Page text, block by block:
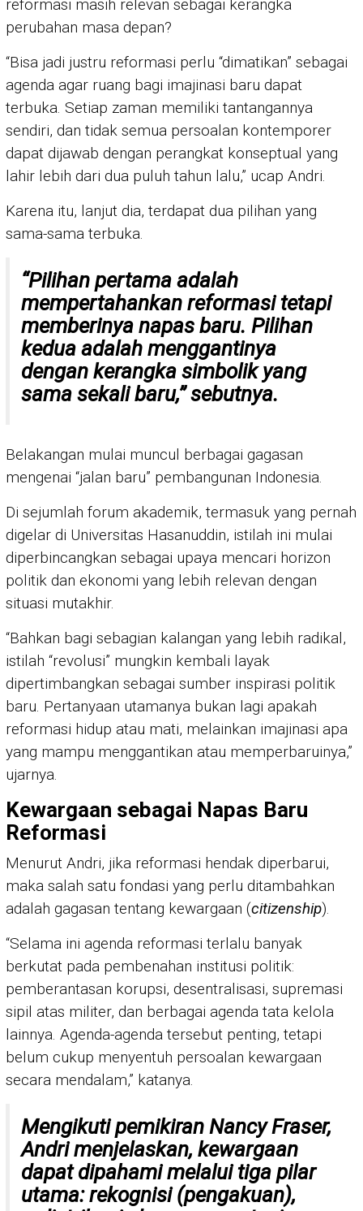
reformasi masih relevan sebagai kerangka
perubahan masa depan?
“Bisa jadi justru reformasi perlu “dimatikan” sebagai
agenda agar ruang bagi imajinasi baru dapat
terbuka. Setiap zaman memiliki tantangannya
sendiri, dan tidak semua persoalan kontemporer
dapat dijawab dengan perangkat konseptual yang
lahir lebih dari dua puluh tahun lalu,” ucap Andri.
Karena itu, lanjut dia, terdapat dua pilihan yang
sama-sama terbuka.
“Pilihan pertama adalah
mempertahankan reformasi tetapi
memberinya napas baru. Pilihan
kedua adalah menggantinya
dengan kerangka simbolik yang
sama sekali baru,” sebutnya.
Belakangan mulai muncul berbagai gagasan
mengenai “jalan baru” pembangunan Indonesia.
Di sejumlah forum akademik, termasuk yang pernah
digelar di Universitas Hasanuddin, istilah ini mulai
diperbincangkan sebagai upaya mencari horizon
politik dan ekonomi yang lebih relevan dengan
situasi mutakhir.
“Bahkan bagi sebagian kalangan yang lebih radikal,
istilah “revolusi” mungkin kembali layak
dipertimbangkan sebagai sumber inspirasi politik
baru. Pertanyaan utamanya bukan lagi apakah
reformasi hidup atau mati, melainkan imajinasi apa
yang mampu menggantikan atau memperbaruinya,”
ujarnya.
Kewargaan sebagai Napas Baru
Reformasi
Menurut Andri, jika reformasi hendak diperbarui,
maka salah satu fondasi yang perlu ditambahkan
adalah gagasan tentang kewargaan (citizenship).
“Selama ini agenda reformasi terlalu banyak
berkutat pada pembenahan institusi politik:
pemberantasan korupsi, desentralisasi, supremasi
sipil atas militer, dan berbagai agenda tata kelola
lainnya. Agenda-agenda tersebut penting, tetapi
belum cukup menyentuh persoalan kewargaan
secara mendalam,” katanya.
Mengikuti pemikiran Nancy Fraser,
Andri menjelaskan, kewargaan
dapat dipahami melalui tiga pilar
utama:rekognisi (pengakuan),